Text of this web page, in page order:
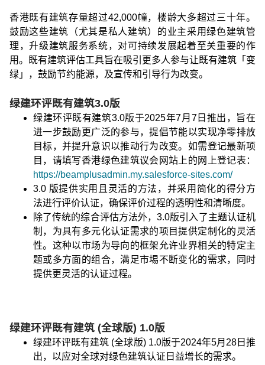
香港既有建筑存量超过42,000幢，楼龄大多超过三十年。
鼓励这些建筑（尤其是私人建筑）的业主采用绿色建筑管
理，升级建筑服务系统，对可持续发展起着至关重要的作
用。既有建筑评估工具旨在吸引更多人参与让既有建筑「变
绿」，鼓励节约能源，及宣传和引导行为改变。
绿建环评既有建筑3.0版
绿建环评既有建筑3.0版于2025年7月7日推出，旨在
进一步鼓励更广泛的参与，提倡节能以实现净零排放
目标，并提升意识以推动行为改变。如需登记最新项
目，请填写香港绿色建筑议会网站上的网上登记表：
https://beamplusadmin.my.salesforce-sites.com/
3.0 版提供实用且灵活的方法，并采用简化的得分方
法进行评价认证，确保评价过程的透明性和清晰度。
除了传统的综合评估方法外，3.0版引入了主题认证机
制，为具有多元化认证需求的项目提供定制化的灵活
性。这种以市场为导向的框架允许业界相关的特定主
题或多方面的组合，满足市埸不断变化的需求，同时
提供更灵活的认证过程。
绿建环评既有建筑 (全球版) 1.0版
绿建环评既有建筑 (全球版) 1.0版于2024年5月28日推
出，以应对全球对绿色建筑认证日益增长的需求。